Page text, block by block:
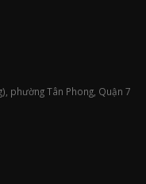
phường Tân Phong, Quận 7